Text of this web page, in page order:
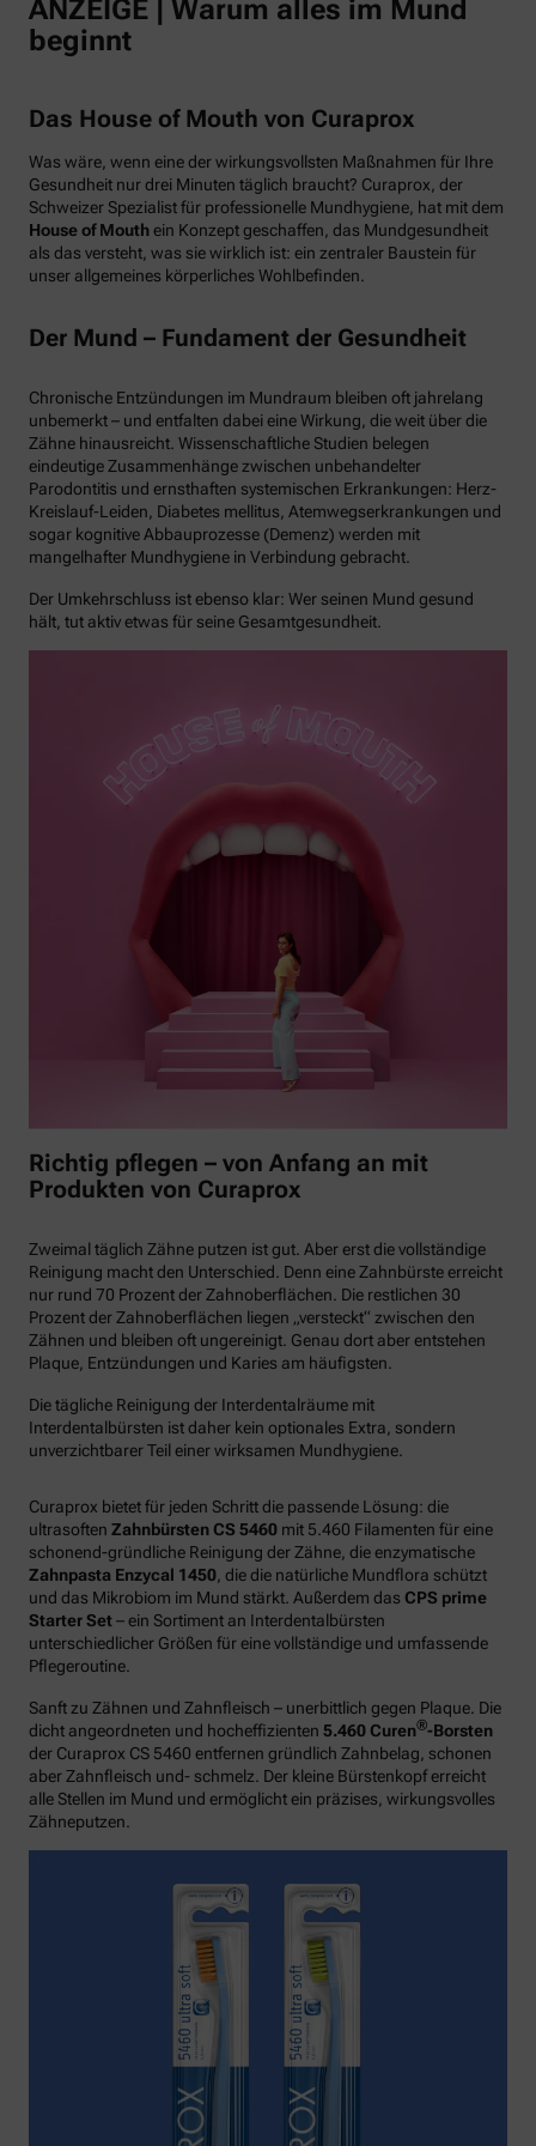
ANZEIGE | Warum alles im Mund
beginnt
Das House of Mouth von Curaprox
Was wäre, wenn eine der wirkungsvollsten Maßnahmen für Ihre
Gesundheit nur drei Minuten täglich braucht? Curaprox, der
Schweizer Spezialist für professionelle Mundhygiene, hat mit dem
House of Mouthein Konzept geschaffen, das Mundgesundheit
als das versteht, was sie wirklich ist: ein zentraler Baustein für
unser allgemeines körperliches Wohlbefinden.
Der Mund – Fundament der Gesundheit
Chronische Entzündungen im Mundraum bleiben oft jahrelang
unbemerkt – und entfalten dabei eine Wirkung, die weit über die
Zähne hinausreicht. Wissenschaftliche Studien belegen
eindeutige Zusammenhänge zwischen unbehandelter
Parodontitis und ernsthaften systemischen Erkrankungen: Herz-
Kreislauf-Leiden, Diabetes mellitus, Atemwegserkrankungen und
sogar kognitive Abbauprozesse (Demenz) werden mit
mangelhafter Mundhygiene in Verbindung gebracht.
Der Umkehrschluss ist ebenso klar: Wer seinen Mund gesund
hält, tut aktiv etwas für seine Gesamtgesundheit.
Richtig pflegen – von Anfang an mit
Produkten von Curaprox
Zweimal täglich Zähne putzen ist gut. Aber erst die vollständige
Reinigung macht den Unterschied. Denn eine Zahnbürste erreicht
nur rund 70 Prozent der Zahnoberflächen. Die restlichen 30
Prozent der Zahnoberflächen liegen „versteckt“ zwischen den
Zähnen und bleiben oft ungereinigt. Genau dort aber entstehen
Plaque, Entzündungen und Karies am häufigsten.
Die tägliche Reinigung der Interdentalräume mit
Interdentalbürsten ist daher kein optionales Extra, sondern
unverzichtbarer Teil einer wirksamen Mundhygiene.
Curaprox bietet für jeden Schritt die passende Lösung: die
ultrasoften Zahnbürsten CS 5460 mit 5.460 Filamenten für eine
schonend-gründliche Reinigung der Zähne, die enzymatische
Zahnpasta Enzycal 1450, die die natürliche Mundflora schützt
und das Mikrobiom im Mund stärkt. Außerdem das CPS prime
Starter Set– ein Sortiment an Interdentalbürsten
unterschiedlicher Größen für eine vollständige und umfassende
Pflegeroutine.
Sanft zu Zähnen und Zahnfleisch – unerbittlich gegen Plaque. Die
dicht angeordneten und hocheffizienten 5.460 Curen®-Borsten
der Curaprox CS 5460 entfernen gründlich Zahnbelag, schonen
aber Zahnfleisch und- schmelz. Der kleine Bürstenkopf erreicht
alle Stellen im Mund und ermöglicht ein präzises, wirkungsvolles
Zähneputzen.